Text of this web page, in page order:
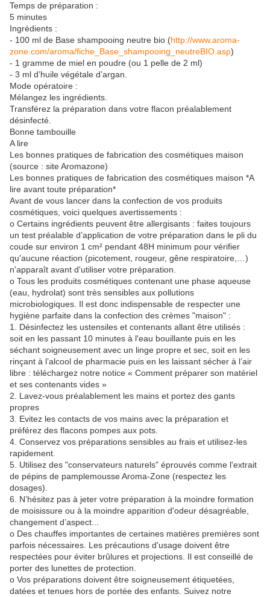
Temps de préparation :
5 minutes
Ingrédients :
- 100 ml de Base shampooing neutre bio (http://www.aroma-
zone.com/aroma/fiche_Base_shampooing_neutreBIO.asp)
- 1 gramme de miel en poudre (ou 1 pelle de 2 ml)
- 3 ml d’huile végétale d’argan.
Mode opératoire :
Mélangez les ingrédients.
Transférez la préparation dans votre flacon préalablement
désinfecté.
Bonne tambouille
A lire
Les bonnes pratiques de fabrication des cosmétiques maison
(source : site Aromazone)
Les bonnes pratiques de fabrication des cosmétiques maison *A
lire avant toute préparation*
Avant de vous lancer dans la confection de vos produits
cosmétiques, voici quelques avertissements :
o Certains ingrédients peuvent être allergisants : faites toujours
un test préalable d’application de votre préparation dans le pli du
coude sur environ 1 cm² pendant 48H minimum pour vérifier
qu'aucune réaction (picotement, rougeur, gêne respiratoire,…)
n'apparaît avant d'utiliser votre préparation.
o Tous les produits cosmétiques contenant une phase aqueuse
(eau, hydrolat) sont très sensibles aux pollutions
microbiologiques. Il est donc indispensable de respecter une
hygiène parfaite dans la confection des crèmes "maison" :
1. Désinfectez les ustensiles et contenants allant être utilisés :
soit en les passant 10 minutes à l'eau bouillante puis en les
séchant soigneusement avec un linge propre et sec, soit en les
rinçant à l’alcool de pharmacie puis en les laissant sécher à l’air
libre : téléchargez notre notice « Comment préparer son matériel
et ses contenants vides »
2. Lavez-vous préalablement les mains et portez des gants
propres
3. Evitez les contacts de vos mains avec la préparation et
préférez des flacons pompes aux pots.
4. Conservez vos préparations sensibles au frais et utilisez-les
rapidement.
5. Utilisez des "conservateurs naturels" éprouvés comme l'extrait
de pépins de pamplemousse Aroma-Zone (respectez les
dosages).
6. N’hésitez pas à jeter votre préparation à la moindre formation
de moisissure ou à la moindre apparition d'odeur désagréable,
changement d’aspect...
o Des chauffes importantes de certaines matières premières sont
parfois nécessaires. Les précautions d'usage doivent être
respectées pour éviter brûlures et projections. Il est conseillé de
porter des lunettes de protection.
o Vos préparations doivent être soigneusement étiquetées,
datées et tenues hors de portée des enfants. Suivez notre